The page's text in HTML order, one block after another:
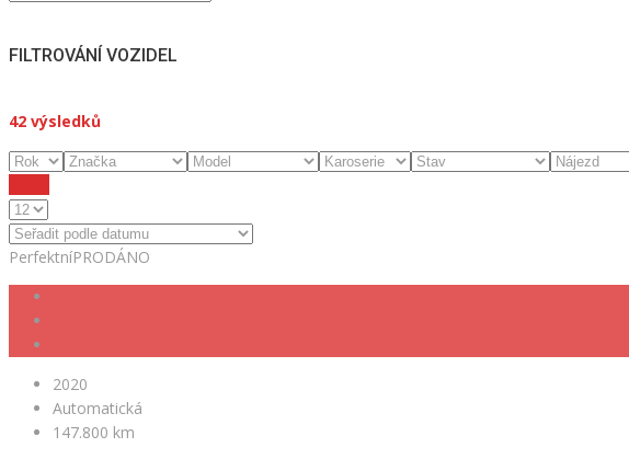
FILTROVÁNÍ VOZIDEL
42 výsledků
PerfektníPRODÁNO
2020
Automatická
147.800 km